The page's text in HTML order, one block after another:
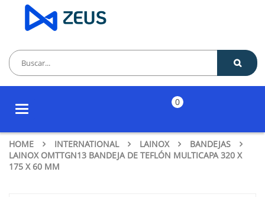
Toggle
0
HOME INTERNATIONAL LAINOX
BANDEJAS
LAINOX OMTTGN13 BANDEJA DE TEFLÓN MULTICAPA 320 X
175 X 60 MM